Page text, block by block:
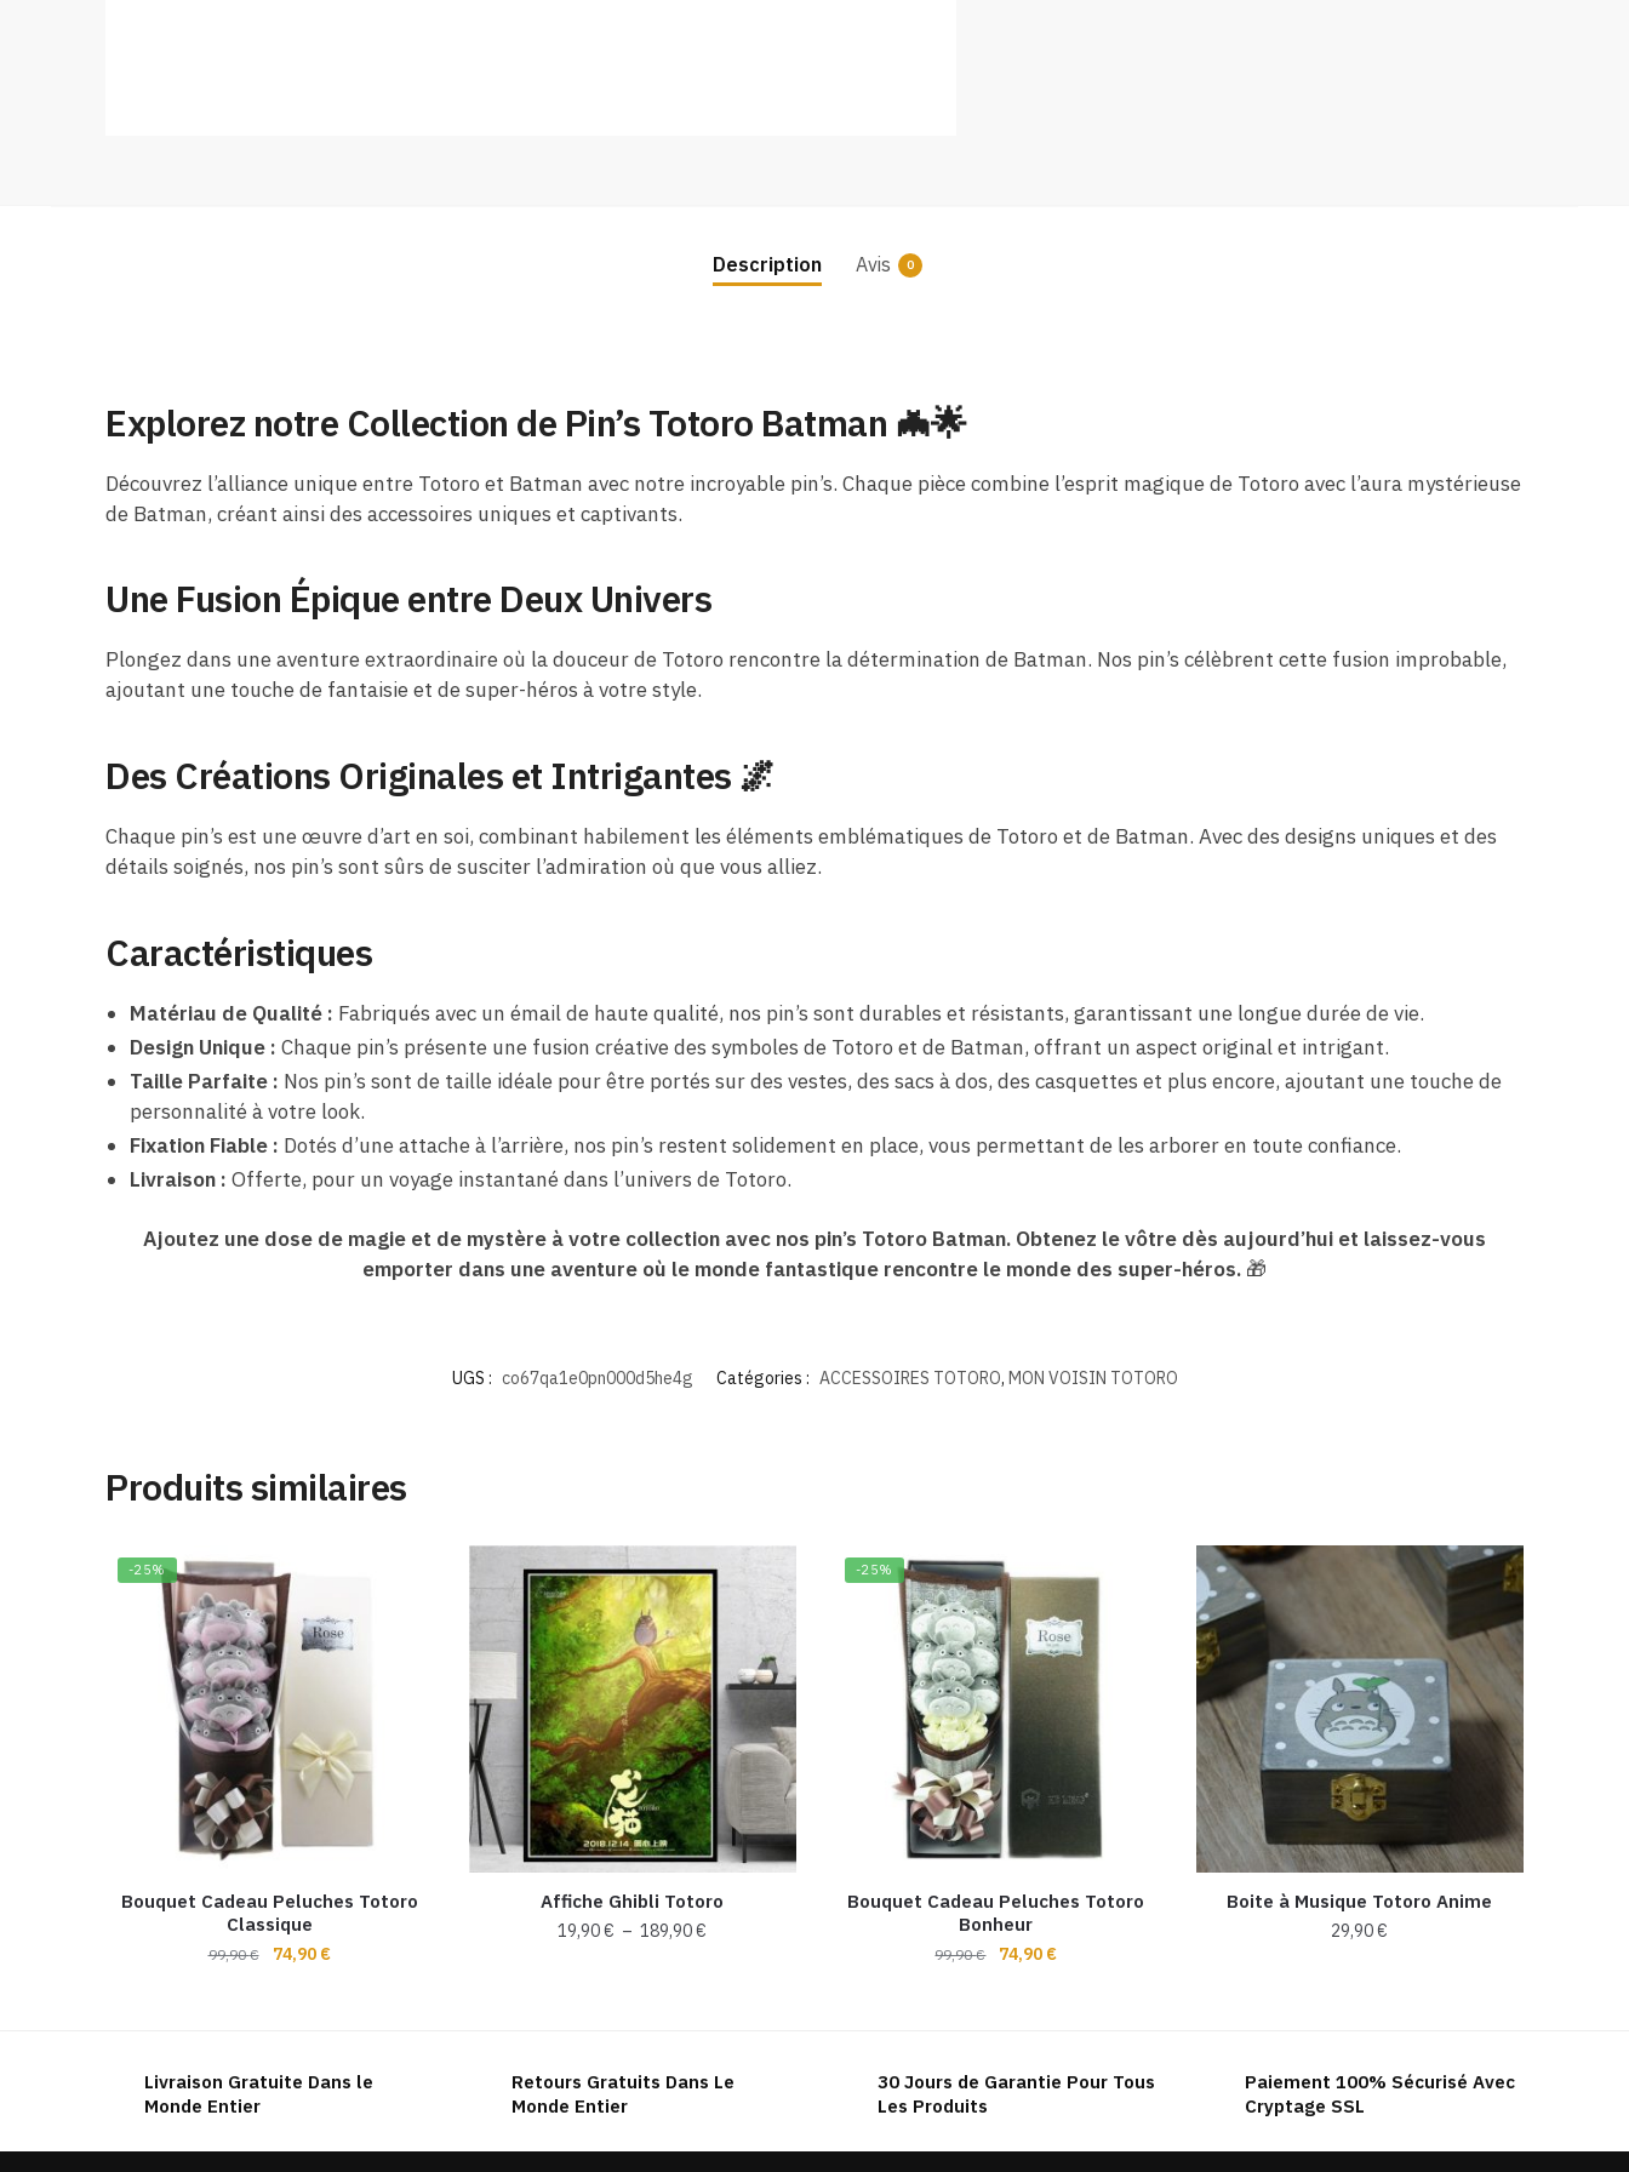
Description Avis 0
Explorez notre Collection de Pin’s Totoro Batman 🦇🌟
Découvrez l’alliance unique entre Totoro et Batman avec notre incroyable pin’s. Chaque pièce combine l’esprit magique de Totoro avec l’aura mystérieuse
de Batman, créant ainsi des accessoires uniques et captivants.
Une Fusion Épique entre Deux Univers
Plongez dans une aventure extraordinaire où la douceur de Totoro rencontre la détermination de Batman. Nos pin’s célèbrent cette fusion improbable,
ajoutant une touche de fantaisie et de super-héros à votre style.
Des Créations Originales et Intrigantes 🌌
Chaque pin’s est une œuvre d’art en soi, combinant habilement les éléments emblématiques de Totoro et de Batman. Avec des designs uniques et des
détails soignés, nos pin’s sont sûrs de susciter l’admiration où que vous alliez.
Caractéristiques
Matériau de Qualité : Fabriqués avec un émail de haute qualité, nos pin’s sont durables et résistants, garantissant une longue durée de vie.
Design Unique : Chaque pin’s présente une fusion créative des symboles de Totoro et de Batman, offrant un aspect original et intrigant.
Taille Parfaite : Nos pin’s sont de taille idéale pour être portés sur des vestes, des sacs à dos, des casquettes et plus encore, ajoutant une touche de
personnalité à votre look.
Fixation Fiable : Dotés d’une attache à l’arrière, nos pin’s restent solidement en place, vous permettant de les arborer en toute confiance.
Livraison : Offerte, pour un voyage instantané dans l’univers de Totoro.
Ajoutez une dose de magie et de mystère à votre collection avec nos pin’s Totoro Batman. Obtenez le vôtre dès aujourd’hui et laissez-vous
emporter dans une aventure où le monde fantastique rencontre le monde des super-héros. 🎁
UGS : co67qa1e0pn000d5he4g Catégories : ACCESSOIRES TOTORO, MON VOISIN TOTORO
Produits similaires
-25%
Bouquet Cadeau Peluches Totoro
Classique
99,90€
Le
74,90 €Le
Affiche Ghibli Totoro
19,90€ – 189,90€
variations.
options
-25%
Bouquet Cadeau Peluches Totoro
Bonheur
99,90€
Le
74,90 €Le
Boite à Musique Totoro Anime
29,90€
Livraison Gratuite Dans le
Monde Entier
Retours Gratuits Dans Le
Monde Entier
30 Jours de Garantie Pour Tous
Les Produits
Paiement 100% Sécurisé Avec
Cryptage SSL